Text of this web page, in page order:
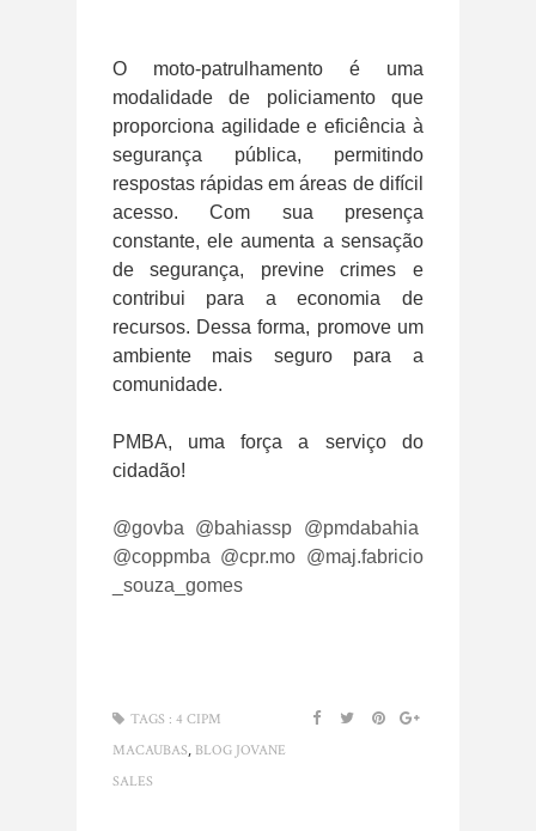
O moto-patrulhamento é uma
modalidade de policiamento que
proporciona agilidade e eficiência à
segurança pública, permitindo
respostas rápidas em áreas de difícil
acesso. Com sua presença
constante, ele aumenta a sensação
de segurança, previne crimes e
contribui para a economia de
recursos. Dessa forma, promove um
ambiente mais seguro para a
comunidade.
PMBA, uma força a serviço do
cidadão!
@govba @bahiassp
@pmdabahia
@coppmba @cpr.mo @maj.fabricio
_souza_gomes
TAGS : 4 CIPM
MACAUBAS, BLOG JOVANE
SALES